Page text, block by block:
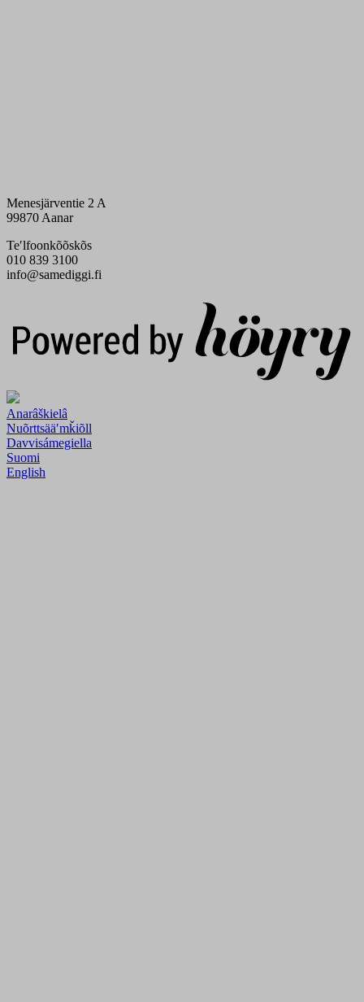
Menesjärventie 2 A
99870 Aanar
Teʹlfoonkõõskõs
010 839 3100
info@samediggi.fi
Anarâškielâ
Nuõrttsääʹmǩiõll
Davvisámegiella
Suomi
English